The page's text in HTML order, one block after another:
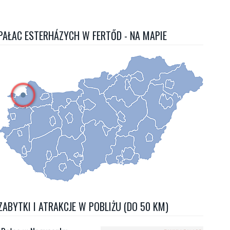
ESTERHÁZYCH W FERTŐD - NA MAPIE
I ATRAKCJE W POBLIŻU (DO 50 KM)